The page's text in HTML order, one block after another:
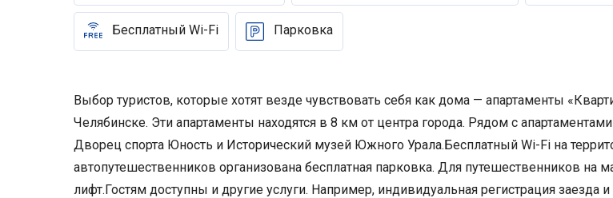
Бесплатный Wi-Fi Парковка
Выбор туристов, которые хотят везде чувствовать себя как дома — апартаменты
Челябинске. Эти апартаменты находятся в 8 км от центра города. Рядом с
Дворец спорта Юность и Исторический музей Южного Урала.Бесплатный Wi-Fi на
автопутешественников организована бесплатная парковка. Для путешественников на
лифт.Гостям доступны и другие услуги. Например, индивидуальная регистрация заезда